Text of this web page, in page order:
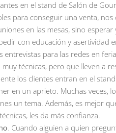
en el stand de Salón de
para conseguir una venta,
en las mesas, sino
con educación y asertividad
entrevistas para las redes en
técnicas, pero que lleven a
los clientes entran en el
en un aprieto. Muchas veces,
un tema. Además, es mejor
les da más confianza.
. Cuando alguien a quien